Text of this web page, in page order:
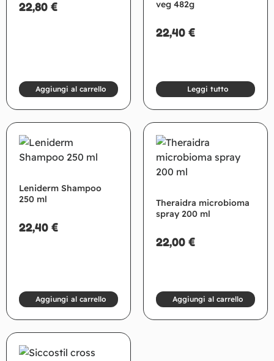
22,80 €
Aggiungi al carrello
veg 482g
22,40 €
Leggi tutto
Leniderm Shampoo
250 ml
22,40 €
Aggiungi al carrello
Theraidra microbioma
spray 200 ml
22,00 €
Aggiungi al carrello